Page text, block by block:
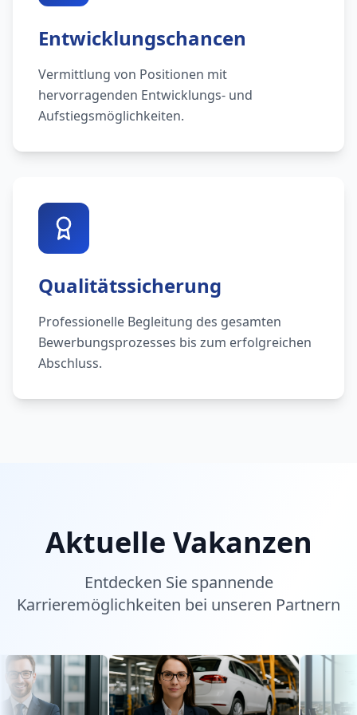
Entwicklungschancen
Vermittlung von Positionen mit
hervorragenden Entwicklungs- und
Aufstiegsmöglichkeiten.
Qualitätssicherung
Professionelle Begleitung des gesamten
Bewerbungsprozesses bis zum erfolgreichen
Abschluss.
Aktuelle Vakanzen
Entdecken Sie spannende
Karrieremöglichkeiten bei unseren Partnern